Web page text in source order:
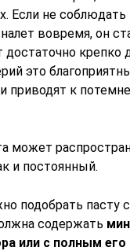
Если не соблюдать
вовремя, он
крепко
это
приводят к
может
и постоянный.
подобрать пасту
содержать
или с полным